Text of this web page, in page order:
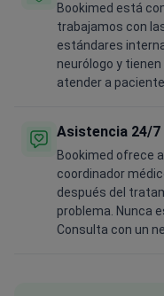
Bookimed está
trabajamos con
estándares
neurólogo y
atender a
Asistencia 24/
Bookimed ofrece
coordinador
después del
problema. Nunca
Consulta con un